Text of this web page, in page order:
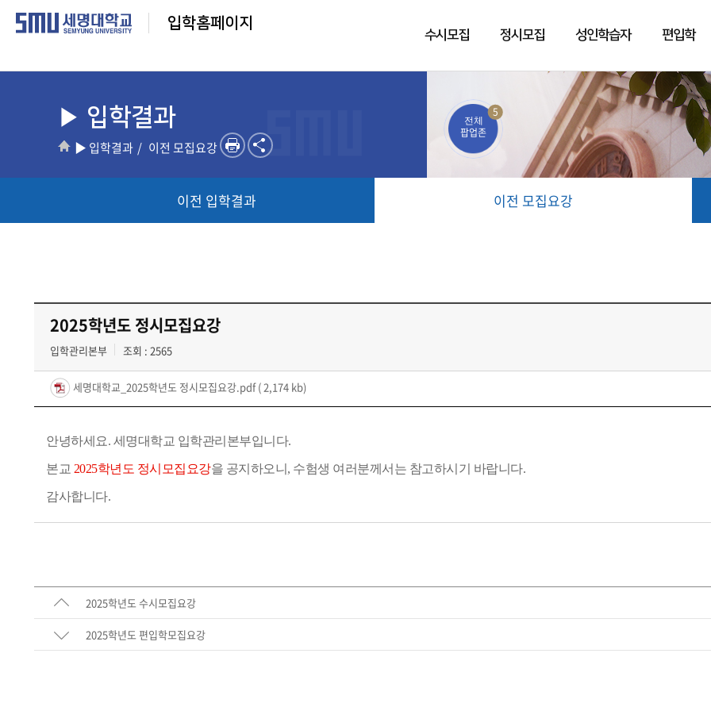
5
전체
팝업존
입학홈페이지
수시모집 정시모집 성인학습자 편입학
▶ 입학결과
▶ 입학결과 이전 모집요강
이전 입학결과 이전 모집요강
2025학년도 정시모집요강
입학관리본부 조회 : 2565
세명대학교_2025학년도 정시모집요강.pdf( 2,174 kb)
안녕하세요. 세명대학교 입학관리본부입니다.
본교 2025학년도 정시모집요강을 공지하오니, 수험생 여 러분께서는 참고하시기 바랍니다.
감사합니다.
2025학년도 수시모집요강
2025학년도 편입학모집요강